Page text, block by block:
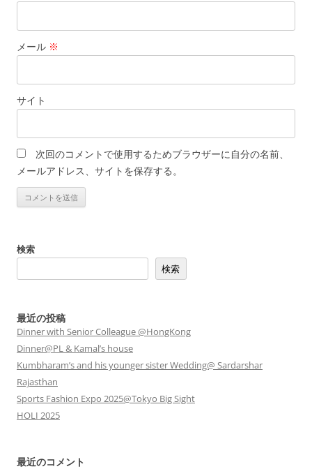
メール ※
サイト
次回のコメントで使用するためブラウザーに自分の名前、
メールアドレス、サイトを保存する。
検索
検索
最近の投稿
Dinner with Senior Colleague @HongKong
Dinner@PL & Kamal’s house
Kumbharam’s and his younger sister Wedding@ Sardarshar
Rajasthan
Sports Fashion Expo 2025@Tokyo Big Sight
HOLI 2025
最近のコメント